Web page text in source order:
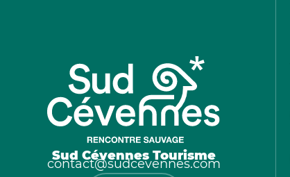
Sud Cévennes Tourisme
contact@sudcevennes.com